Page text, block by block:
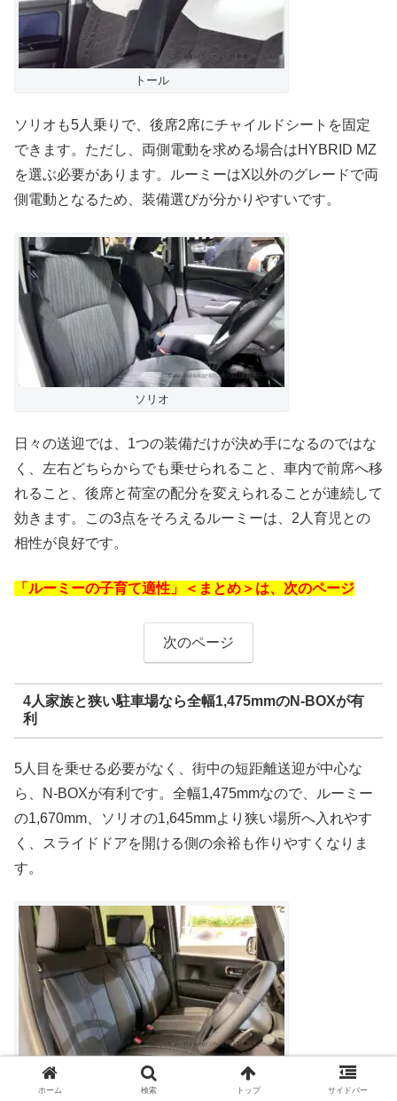
トール
ソリオも5人乗りで、後席2席にチャイルドシートを固定
できます。ただし、両側電動を求める場合はHYBRID MZ
を選ぶ必要があります。ルーミーはX以外のグレードで両
側電動となるため、装備選びが分かりやすいです。
ソリオ
日々の送迎では、1つの装備だけが決め手になるのではな
く、左右どちらからでも乗せられること、車内で前席へ移
れること、後席と荷室の配分を変えられることが連続して
効きます。この3点をそろえるルーミーは、2人育児との
相性が良好です。
「ルーミーの子育て適性」＜まとめ＞は、次のページ
次のページ
4人家族と狭い駐車場なら全幅1,475mmのN-BOXが有
利
5人目を乗せる必要がなく、街中の短距離送迎が中心な
ら、N-BOXが有利です。全幅1,475mmなので、ルーミー
の1,670mm、ソリオの1,645mmより狭い場所へ入れやす
く、スライドドアを開ける側の余裕も作りやすくなりま
す。
N-BOXカスタム
ホーム 検索 トップ サイドバー